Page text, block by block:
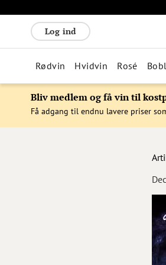
Log ind
Rødvin Hvidvin Rosé
Bliv medlem og få vin til
Få adgang til endnu lavere priser